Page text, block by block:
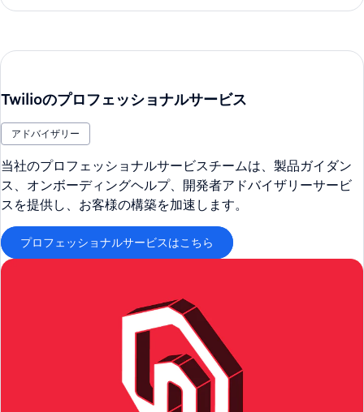
Twilioのプロフェッショナルサービス
アドバイザリー
当社のプロフェッショナルサービスチームは、製品ガイダン
ス、オンボーディングヘルプ、開発者アドバイザリーサービ
スを提供し、お客様の構築を加速します。
プロフェッショナルサービスはこちら